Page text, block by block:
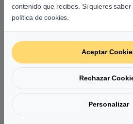
contenido que recibes. Si quieres
política de cookies.
Aceptar
Rechazar
Personalizar